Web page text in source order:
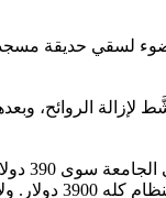
لسقي حديقة مسجد.
الروائح،
لم يكلف
أنظمة معالجة المياه الرمادية